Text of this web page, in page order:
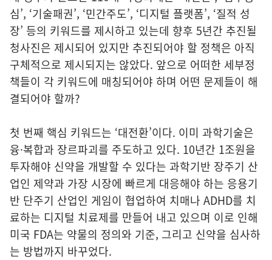
심’, ‘기술패권’, ‘민간주도’, ‘디지털 플랫폼’, ‘질적 성
장’ 등의 키워드를 제시하고 있는데 향후 5년간 추진될
청사진은 제시되어 있지만 추진되어야 할 정책은 아직
구체적으로 제시되지는 않았다. 앞으로 어떠한 세부정
책들이 각 키워드에 매칭되어야 하며 어떤 문제들이 해
결되어야 할까?
첫 번째 핵심 키워드는 ‘대전환’이다. 이미 과학기술은
융·복합과 장르파괴를 주도하고 있다. 10년간 1조원을
투자해야 신약을 개발할 수 있다는 과학기반 장주기 산
업인 제약과 가장 시장에 빠르게 대응해야 하는 응용기
반 단주기 산업인 게임이 협업하여 치매나 ADHD를 치
료하는 디지털 치료제를 만들어 내고 있으며 이로 인해
미국 FDA는 약물의 정의와 기준, 그리고 신약을 심사하
는 방법까지 바꾸었다.